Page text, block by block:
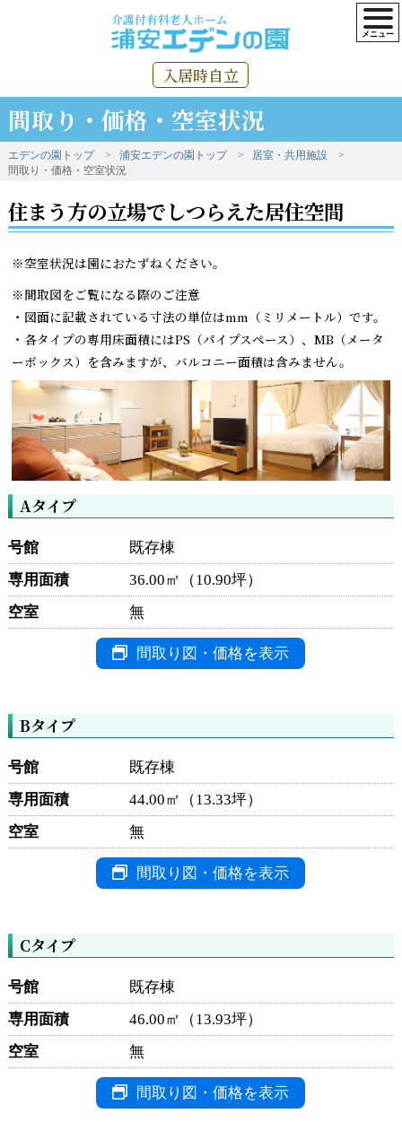
介護付有料老人ホーム
入居時自立
間取り・価格・空室状況
エデンの園トップ 浦安エデンの園トップ
居室・共用施設
間取り・価格・空室状況
住まう方の立場でしつらえた居住空間
※空室状況は園におたずねください。
※間取図をご覧になる際のご注意
・図面に記載されている寸法の単位はmm（ミリメートル）です。
・各タイプの専用床面積にはPS（パイプスペース）、MB（メータ
ーボックス）を含みますが、バルコニー面積は含みません。
Aタイプ
号館
既存棟
専用面積
36.00㎡（10.90坪）
空室
無
間取り図・価格を表示
Bタイプ
号館
既存棟
専用面積
44.00㎡（13.33坪）
空室
無
間取り図・価格を表示
Cタイプ
号館
既存棟
専用面積
46.00㎡（13.93坪）
空室
無
間取り図・価格を表示